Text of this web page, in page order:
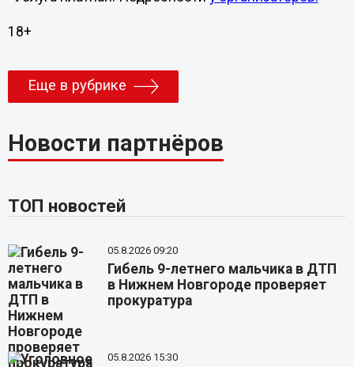
18+
Еще в рубрике
Новости партнёров
ТОП новостей
05.8.2026 09:20
Гибель 9-летнего мальчика в ДТП
в Нижнем Новгороде проверяет
прокуратура
05.8.2026 15:30